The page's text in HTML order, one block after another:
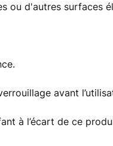
ou d'autres surfaces
avant
à l’écart de ce